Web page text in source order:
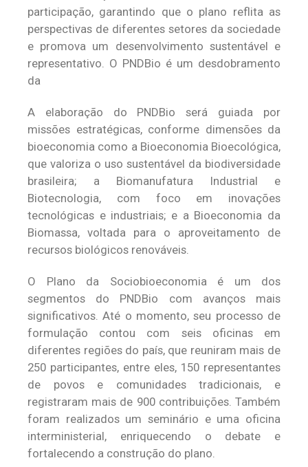
participação, garantindo que o plano reflita as
perspectivas de diferentes setores da sociedade
e promova um desenvolvimento sustentável e
representativo. O PNDBio é um desdobramento
da
A elaboração do PNDBio será guiada por
missões estratégicas, conforme dimensões da
bioeconomia como a Bioeconomia Bioecológica,
que valoriza o uso sustentável da biodiversidade
brasileira; a Biomanufatura Industrial e
Biotecnologia, com foco em inovações
tecnológicas e industriais; e a Bioeconomia da
Biomassa, voltada para o aproveitamento de
recursos biológicos renováveis.
O Plano da Sociobioeconomia é um dos
segmentos do PNDBio com avanços mais
significativos. Até o momento, seu processo de
formulação contou com seis oficinas em
diferentes regiões do país, que reuniram mais de
250 participantes, entre eles, 150 representantes
de povos e comunidades tradicionais, e
registraram mais de 900 contribuições. Também
foram realizados um seminário e uma oficina
interministerial, enriquecendo o debate e
fortalecendo a construção do plano.